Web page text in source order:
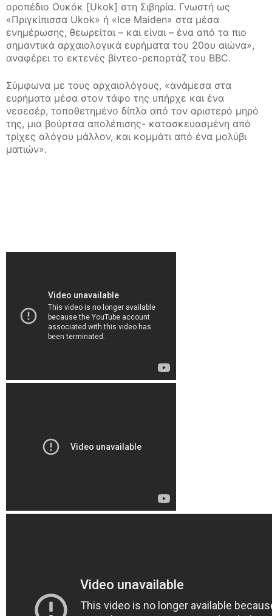
οροπέδιο Ουκόκ [Ukok] στη Σιβηρία. Γνωστή ως
«Πριγκίπισσα Ukok» ή «Ice Maiden» στα μέσα
ενημέρωσης, θεωρείται – και είναι – ένα από τα πιο
σημαντικά αρχαιολογικά ευρήματα του 20ου αιώνα»,
αναφέρει το εκτενές βίντεο-ρεπορτάζ του BBC.
Σύμφωνα με τους αρχαιολόγους, «ανάμεσα στα
ευρήματα μέσα στον τάφο της υπήρχε και ένα
νεσεσέρ, τοποθετημένο δίπλα από τον αριστερό μηρό
της, μια βούρτσα απολέπισης- κατασκευασμένη από
τρίχες αλόγου μάλλον, και κομμάτι από ένα μολύβι
ματιών».